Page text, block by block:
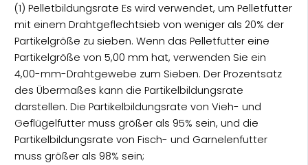
(1) Pelletbildungsrate Es wird verwendet, um Pelletfutter
mit einem Drahtgeflechtsieb von weniger als 20% der
Partikelgröße zu sieben. Wenn das Pelletfutter eine
Partikelgröße von 5,00 mm hat, verwenden Sie ein
4,00-mm-Drahtgewebe zum Sieben. Der Prozentsatz
des Übermaßes kann die Partikelbildungsrate
darstellen. Die Partikelbildungsrate von Vieh- und
Geflügelfutter muss größer als 95% sein, und die
Partikelbildungsrate von Fisch- und Garnelenfutter
muss größer als 98% sein;